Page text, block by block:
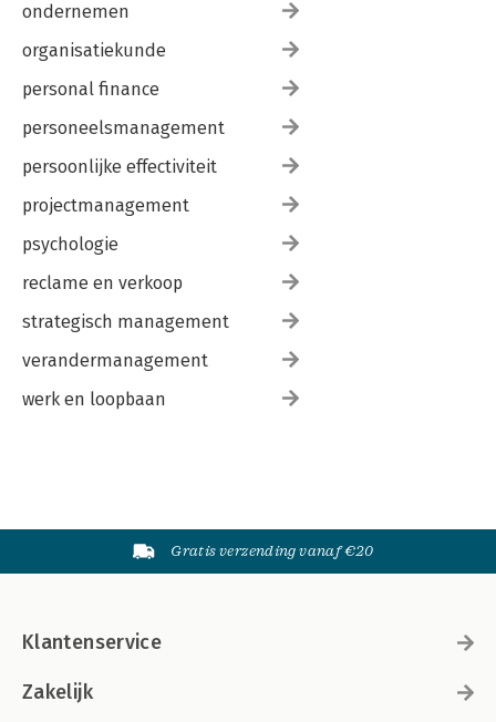
ondernemen
organisatiekunde
personal finance
personeelsmanagement
persoonlijke effectiviteit
projectmanagement
psychologie
reclame en verkoop
strategisch management
verandermanagement
werk en loopbaan
Gratis verzending vanaf €20
Klantenservice
Zakelijk